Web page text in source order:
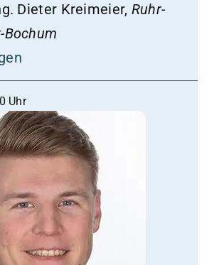
Dieter Kreimeier, Ruhr-
Bochum
Uhr